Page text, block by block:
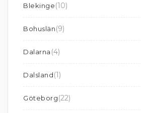
Blekinge(10)
Bohuslän(9)
Dalarna (4)
Dalsland(1)
Göteborg(22)